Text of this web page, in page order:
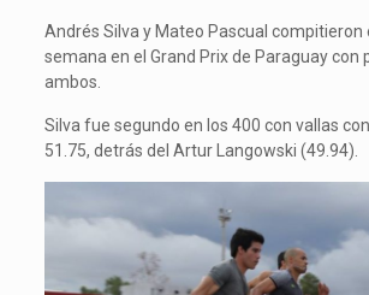
Andrés Silva y Mateo Pascual compitieron
semana en el Grand Prix de Paraguay con
ambos.
Silva fue segundo en los 400 con vallas
51.75, detrás del Artur Langowski (49.94).